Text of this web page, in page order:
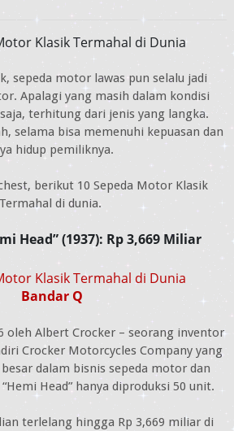
sepeda motor lawas pun selalu jadi
Apalagi yang masih dalam kondisi
terhitung dari jenis yang langka.
selama bisa memenuhi kepuasan dan
hidup pemiliknya.
berikut 10 Sepeda Motor Klasik
Termahal di dunia.
Head” (1937): Rp 3,669 Miliar
Bandar Q
oleh Albert Crocker – seorang inventor
Crocker Motorcycles Company yang
dalam bisnis sepeda motor dan
Head” hanya diproduksi 50 unit.
terlelang hingga Rp 3,669 miliar di